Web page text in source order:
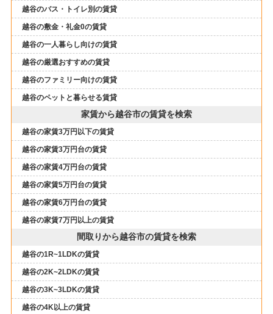
越谷のバス・トイレ別の賃貸
越谷の敷金・礼金0の賃貸
越谷の一人暮らし向けの賃貸
越谷の厳選おすすめの賃貸
越谷のファミリー向けの賃貸
越谷のペットと暮らせる賃貸
家賃から越谷市の賃貸を検索
越谷の家賃3万円以下の賃貸
越谷の家賃3万円台の賃貸
越谷の家賃4万円台の賃貸
越谷の家賃5万円台の賃貸
越谷の家賃6万円台の賃貸
越谷の家賃7万円以上の賃貸
間取りから越谷市の賃貸を検索
越谷の1R~1LDKの賃貸
越谷の2K~2LDKの賃貸
越谷の3K~3LDKの賃貸
越谷の4K以上の賃貸